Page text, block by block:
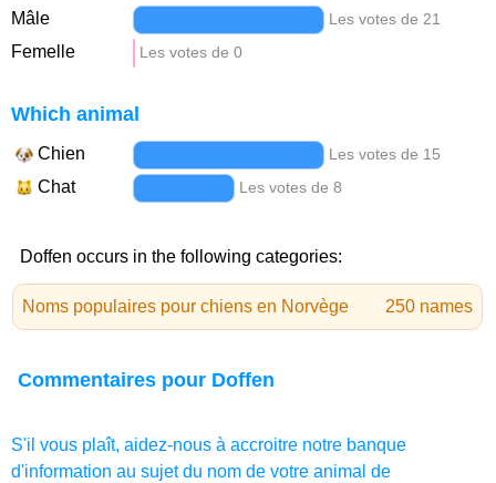
Mâle Les votes de 21
Femelle Les votes de 0
Which animal
Chien Les votes de 15
Chat Les votes de 8
Doffen occurs in the following categories:
Noms populaires pour chiens en Norvège 250 names
Commentaires pour Doffen
S'il vous plaît, aidez-nous à accroitre notre banque
d'information au sujet du nom de votre animal de